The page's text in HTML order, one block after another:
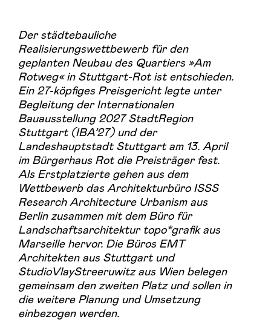
Der städtebauliche
Realisierungswettbewerb für den
geplanten Neubau des Quartiers »Am
Rotweg« in Stuttgart-Rot ist entschieden.
Ein 27-köpfiges Preisgericht legte unter
Begleitung der Internationalen
Bauausstellung 2027 StadtRegion
Stuttgart (IBA’27) und der
Landeshauptstadt Stuttgart am 13. April
im Bürgerhaus Rot die Preisträger fest.
Als Erstplatzierte gehen aus dem
Wettbewerb das Architekturbüro ISSS
Research Architecture Urbanism aus
Berlin zusammen mit dem Büro für
Landschaftsarchitektur topo*grafik aus
Marseille hervor. Die Büros EMT
Architekten aus Stuttgart und
StudioVlayStreeruwitz aus Wien belegen
gemeinsam den zweiten Platz und sollen in
die weitere Planung und Umsetzung
einbezogen werden.